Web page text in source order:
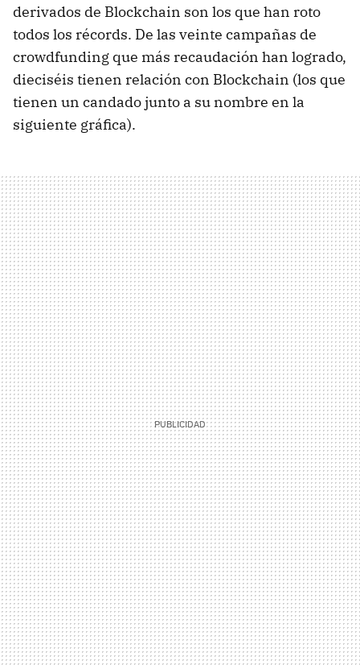
derivados de Blockchain son los que han roto
todos los récords. De las veinte campañas de
crowdfunding que más recaudación han logrado,
dieciséis tienen relación con Blockchain (los que
tienen un candado junto a su nombre en la
siguiente gráfica).